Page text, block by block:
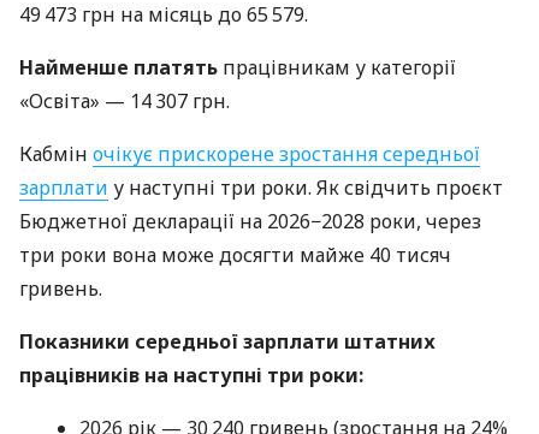
49 473 грн на місяць до 65 579.
Найменше платять працівникам у категорії
«Освіта» — 14 307 грн.
Кабмін очікує прискорене зростання середньої
зарплати у наступні три роки. Як свідчить проєкт
Бюджетної декларації на 2026−2028 роки, через
три роки вона може досягти майже 40 тисяч
гривень.
Показники середньої зарплати штатних
працівників на наступні три роки:
2026 рік — 30 240 гривень (зростання на 24%